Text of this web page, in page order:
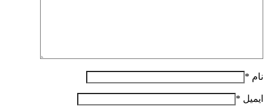
نام *
ایمیل *